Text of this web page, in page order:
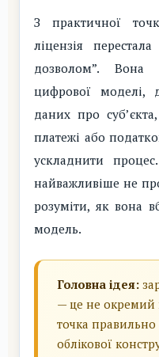
З практичної
ліцензія
дозволом”. Вона
цифрової моделі,
даних про
платежі або
ускладнити
найважливіше не
розуміти, як вона
модель.
Головна ідея:
— це не окремий
точка правильно
облікової